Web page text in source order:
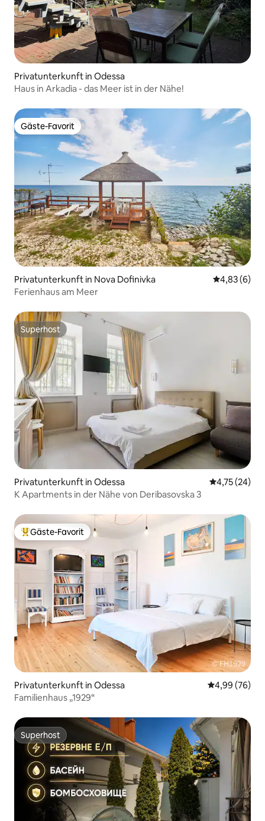
Privatunterkunft in Odessa
Haus in Arkadia - das Meer ist in der Nähe!
Gäste-Favorit
Gäste-Favorit
Privatunterkunft in Nova Dofinivka
4,83 (6)
Ferienhaus am Meer
Superhost
Superhost
Privatunterkunft in Odessa
4,75 (24)
K Apartments in der Nähe von Deribasovska 3
Beliebter Gäste-Favorit.
Gäste-Favorit
Privatunterkunft in Odessa
4,99 (76)
Familienhaus „1929“
Superhost
Superhost